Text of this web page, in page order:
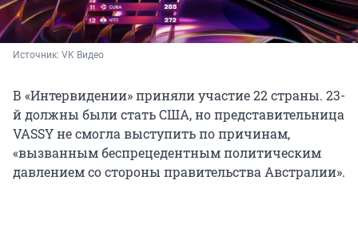
Источник: VK Видео
В «Интервидении» приняли участие 22 страны. 23-
й должны были стать США, но представительница
VASSY не смогла выступить по причинам,
«вызванным беспрецедентным политическим
давлением со стороны правительства Австралии».